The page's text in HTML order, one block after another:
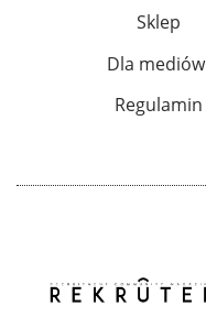
Sklep
Dla mediów
Regulamin